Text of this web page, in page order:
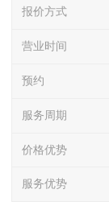
报价方式
营业时间
预约
服务周期
价格优势
服务优势